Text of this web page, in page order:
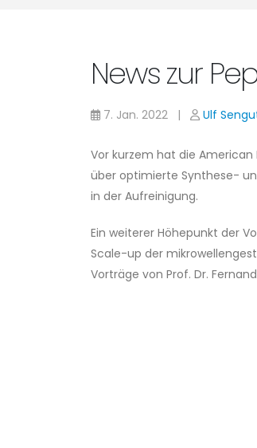
News zur
7. Jan. 2022 | Ulf
Vor kurzem hat die
über optimierte Synthese-
in der Aufreinigung.
Ein weiterer Höhepunkt der
Scale-up der
Vorträge von Prof. Dr.